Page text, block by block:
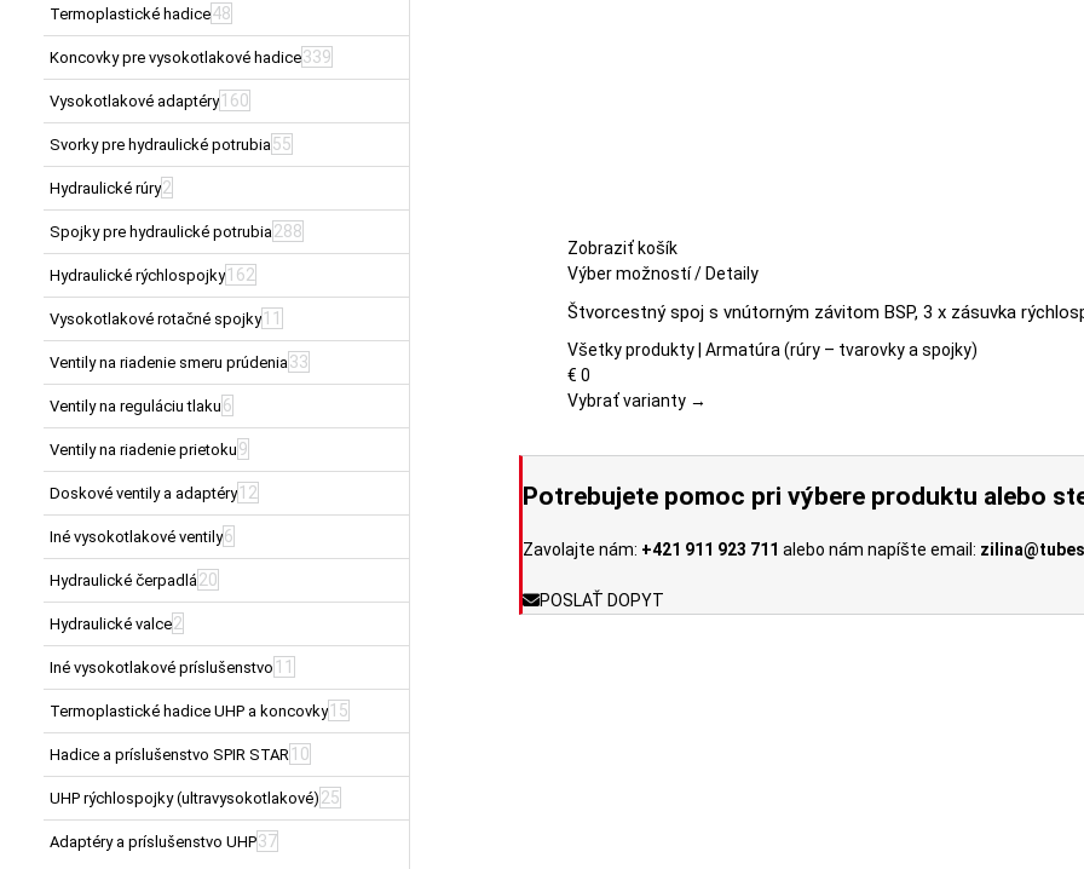
Zobraziť košík
Výber možností Tento
má
viacero
Možnosti
na
produktu.
/ Detaily
Štvorcestný spoj s vnútorným závitom BSP, 3 x zásuvka
Všetky produkty | Armatúra (rúry – tvarovky a spojky)
€ 0
Vybrať varianty →
Potrebujete pomoc pri výbere produktu alebo
Zavolajte nám: +421 911 923 711 alebo nám napíšte email:
POSLAŤ DOPYT
Termoplastické hadice48
Koncovky pre vysokotlakové hadice339
Vysokotlakové adaptéry 160
Svorky pre hydraulické potrubia 55
Hydraulické rúry2
Spojky pre hydraulické potrubia 288
Hydraulické rýchlospojky 162
Vysokotlakové rotačné spojky 11
Ventily na riadenie smeru prúdenia 33
Ventily na reguláciu tlaku 6
Ventily na riadenie prietoku 9
Doskové ventily a adaptéry 12
Iné vysokotlakové ventily6
Hydraulické čerpadlá 20
Hydraulické valce2
Iné vysokotlakové príslušenstvo 11
Termoplastické hadice UHP a koncovky 15
Hadice a príslušenstvo SPIR STAR 10
UHP rýchlospojky (ultravysokotlakové) 25
Adaptéry a príslušenstvo UHP37